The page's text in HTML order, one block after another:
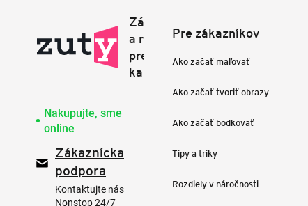
Nakupujte, sme
online
Zákaznícka
podpora
Kontaktujte nás
Nonstop 24/7
Pre zákazníkov
Ako začať maľovať
Ako začať tvoriť obrazy
Ako začať bodkovať
Tipy a triky
Rozdiely v náročnosti